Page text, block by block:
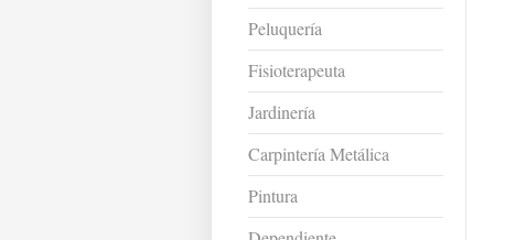
Peluquería
Fisioterapeuta
Jardinería
Carpintería Metálica
Pintura